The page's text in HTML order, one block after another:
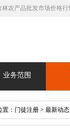
林农产品批发市场价格行
业务范围
： 门徒注册 > 最新动态